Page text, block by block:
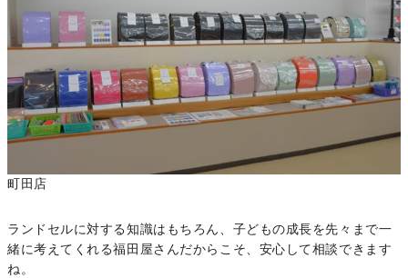
町田店
ランドセルに対する知識はもちろん、子どもの成長を先々まで一
緒に考えてくれる福田屋さんだからこそ、安心して相談できます
ね。